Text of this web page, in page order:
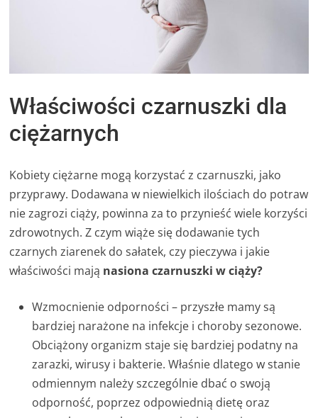
Właściwości czarnuszki dla
ciężarnych
Kobiety ciężarne mogą korzystać z czarnuszki, jako
przyprawy. Dodawana w niewielkich ilościach do potraw
nie zagrozi ciąży, powinna za to przynieść wiele korzyści
zdrowotnych. Z czym wiąże się dodawanie tych
czarnych ziarenek do sałatek, czy pieczywa i jakie
właściwości mają nasiona czarnuszki w ciąży?
Wzmocnienie odporności – przyszłe mamy są
bardziej narażone na infekcje i choroby sezonowe.
Obciążony organizm staje się bardziej podatny na
zarazki, wirusy i bakterie. Właśnie dlatego w stanie
odmiennym należy szczególnie dbać o swoją
odporność, poprzez odpowiednią dietę oraz